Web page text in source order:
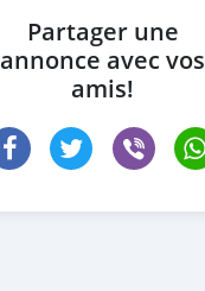
Partager une
annonce avec vos
amis!